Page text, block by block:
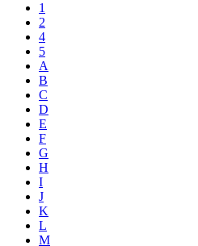
1
2
4
5
A
B
C
D
E
F
G
H
I
J
K
L
M